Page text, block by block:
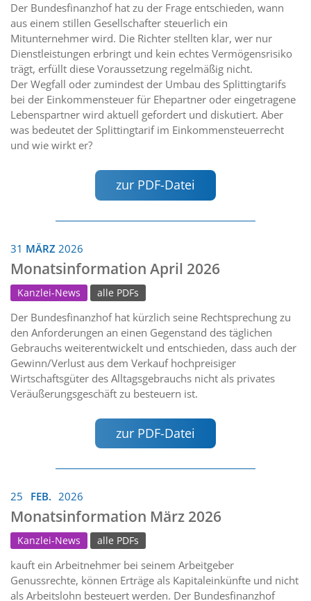
Der Bundesfinanzhof hat zu der Frage entschieden, wann
aus einem stillen Gesellschafter steuerlich ein
Mitunternehmer wird. Die Richter stellten klar, wer nur
Dienstleistungen erbringt und kein echtes Vermögensrisiko
trägt, erfüllt diese Voraussetzung regelmäßig nicht.
Der Wegfall oder zumindest der Umbau des Splittingtarifs
bei der Einkommensteuer für Ehepartner oder eingetragene
Lebenspartner wird aktuell gefordert und diskutiert. Aber
was bedeutet der Splittingtarif im Einkommensteuerrecht
und wie wirkt er?
zur PDF-Datei
31 MÄRZ 2026
Monatsinformation April 2026
Kanzlei-News alle PDFs
Der Bundesfinanzhof hat kürzlich seine Rechtsprechung zu
den Anforderungen an einen Gegenstand des täglichen
Gebrauchs weiterentwickelt und entschieden, dass auch der
Gewinn/Verlust aus dem Verkauf hochpreisiger
Wirtschaftsgüter des Alltagsgebrauchs nicht als privates
Veräußerungsgeschäft zu besteuern ist.
zur PDF-Datei
25 FEB. 2026
Monatsinformation März 2026
Kanzlei-News alle PDFs
kauft ein Arbeitnehmer bei seinem Arbeitgeber
Genussrechte, können Erträge als Kapitaleinkünfte und nicht
als Arbeitslohn besteuert werden. Der Bundesfinanzhof